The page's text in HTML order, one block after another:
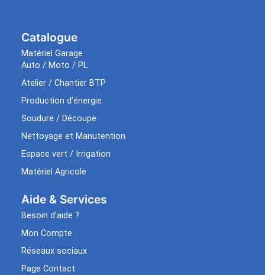
Catalogue
Matériel Garage
Auto / Moto / PL
Atelier / Chantier BTP
Production d’énergie
Soudure / Découpe
Nettoyage et Manutention
Espace vert / Irrigation
Matériel Agricole
Aide & Services​
Besoin d’aide ?
Mon Compte
Réseaux sociaux
Page Contact